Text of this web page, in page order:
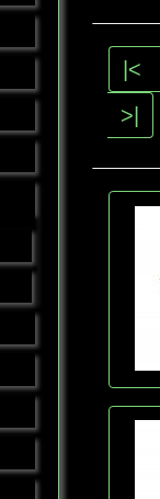
|<
>|